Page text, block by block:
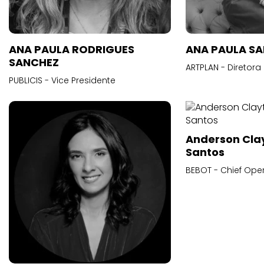
ANA PAULA RODRIGUES
SANCHEZ
PUBLICIS - Vice Presidente
ANA PAULA
ARTPLAN -
Anderson
Santos
BEBOT - Chief